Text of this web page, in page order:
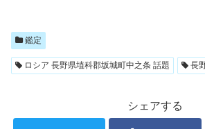
鑑定
ロシア 長野県埴科郡坂城町中之条 話題 長
シェアする